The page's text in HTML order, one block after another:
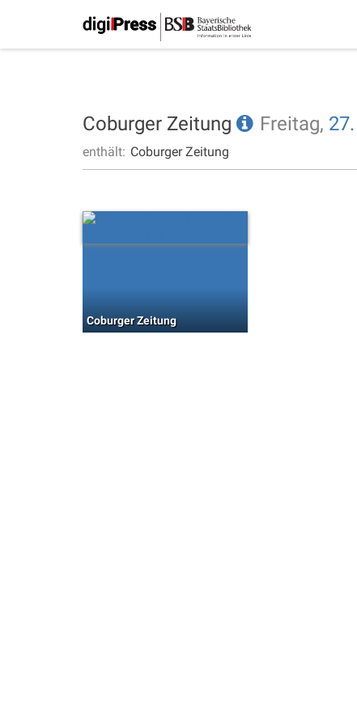
Coburger Zeitung Freitag, 27.
enthält: Coburger Zeitung
Coburger Zeitung